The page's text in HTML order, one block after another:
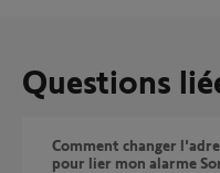
Questions
Comment changer l'adresse mail de mon compte Somfy
pour lier mon alarme